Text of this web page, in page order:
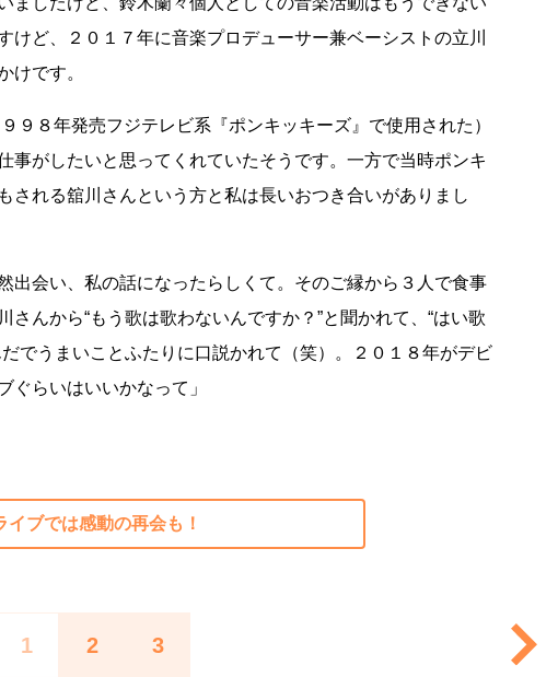
けど、２０１７年に音楽プロデューサー兼ベーシストの立川
けです。
８年発売フジテレビ系『ポンキッキーズ』で使用された）
事がしたいと思ってくれていたそうです。一方で当時ポンキ
される舘川さんという方と私は長いおつき合いがありまし
会い、私の話になったらしくて。そのご縁から３人で食事
んから“もう歌は歌わないんですか？”と聞かれて、“はい歌
でうまいことふたりに口説かれて（笑）。２０１８年がデビ
ぐらいはいいかなって」
イブでは感動の再会も！
1 2 3